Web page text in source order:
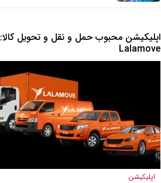
اپلیکیشن محبوب حمل و نقل و تحویل کالا:
Lalamove
اپلیکیشن